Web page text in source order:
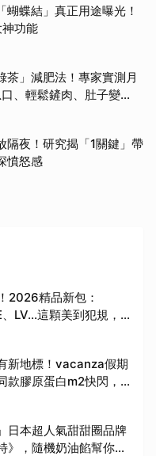
蝴蝶結」真正用途曝光！
功能
茶」減肥法！專家實測月
、輕鬆鏟肉、肚子變
隔夜！研究揭「1關鍵」帶
憤怒感
2026精品新包：
LV…這顆美到犯規，
新地標！vacanza假期
款膠原蛋白m2快閃，8
爆款景點
日本超人氣甜甜圈品牌
》，隨機奶油餡幫你分